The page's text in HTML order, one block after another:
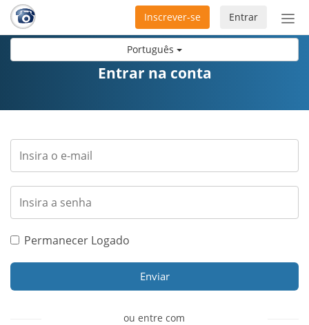
Português
Entrar
Inscrever-se
Entrar na conta
Permanecer Logado
Enviar
ou entre com